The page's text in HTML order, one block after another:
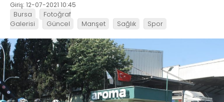
Giriş: 12-07-2021 10:45
Bursa
Fotoğraf
Galerisi
Güncel Manşet Sağlık Spor